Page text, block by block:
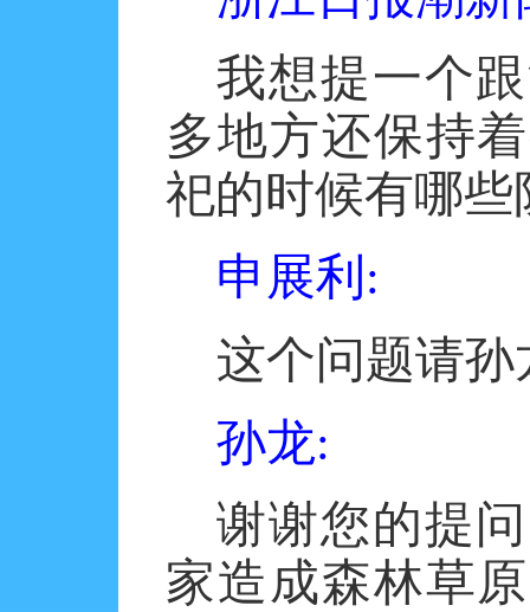
我想提一个
多地方还保持
祀的时候有哪
申展利 :
这个问题请
孙龙:
谢谢您的提
家造成森林草